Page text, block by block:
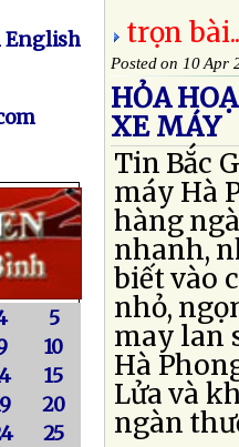
English
5
10
15
20
25
trọn
Posted on 10 Apr
HỎA
XE MÁY
Tin Bắc
máy Hà
hàng
nhanh,
biết vào
nhỏ,
may lan
Hà
Lửa và
ngàn